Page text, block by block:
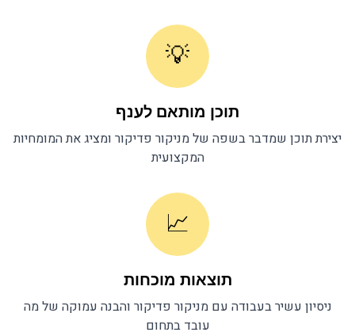
💡
תוכן מותאם לענף
יצירת תוכן שמדבר בשפה שלמניקור פדיקור ומציג את המומחיות
המקצועית
📈
תוצאות מוכחות
ניסיון עשיר בעבודה עםמניקור פדיקור והבנה עמוקה של מה
עובד בתחום